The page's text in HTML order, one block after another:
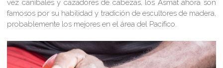
vez caníbales y cazadores de cabezas, los Asmat ahora son
famosos por su habilidad y tradición de escultores de madera,
probablemente los mejores en el área del Pacífico.